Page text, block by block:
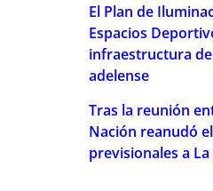
El Plan de
Espacios
infraestructura
adelense
Tras la reunión
Nación reanudó
previsionales a La